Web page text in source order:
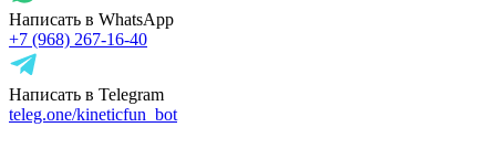
Написать в WhatsApp
+7 (968) 267-16-40
Написать в Telegram
teleg.one/kineticfun_bot